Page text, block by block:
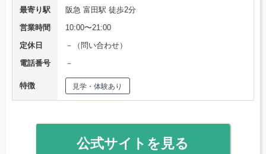
最寄り駅
阪急 富田駅 徒歩2分
営業時間
10:00〜21:00
定休日
－（問い合わせ）
電話番号
－
特徴 見学・体験あり
公式サイトを見る